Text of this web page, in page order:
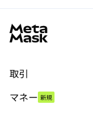
取引
マネー 新規